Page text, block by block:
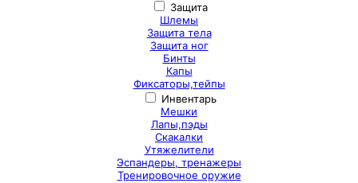
Защита
Шлемы
Защита тела
Защита ног
Бинты
Капы
Фиксаторы,тейпы
Инвентарь
Мешки
Лапы,пэды
Скакалки
Утяжелители
Эспандеры, тренажеры
Тренировочное оружие